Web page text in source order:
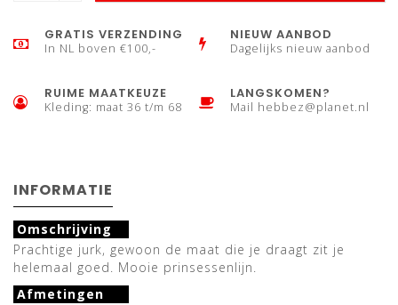
GRATIS VERZENDING
In NL boven €100,-
NIEUW AANBOD
Dagelijks nieuw aanbod
RUIME MAATKEUZE
Kleding: maat 36 t/m 68
LANGSKOMEN?
Mail hebbez@planet.nl
INFORMATIE
Omschrijving
Prachtige jurk, gewoon de maat die je draagt zit je
helemaal goed. Mooie prinsessenlijn.
Afmetingen